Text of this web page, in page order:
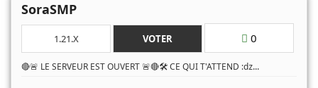
SoraSMP
1.21.X VOTER 0
🔴🚨 LE SERVEUR EST OUVERT 🚨🔴🛠️ CE QUI T'ATTEND :ǳ...